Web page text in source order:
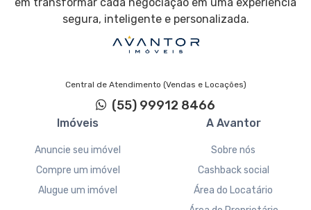
segura, inteligente e personalizada.
Central de Atendimento (Vendas e Locações)
(55) 99912 8466
Imóveis
Anuncie seu imóvel
Compre um imóvel
Alugue um imóvel
A Avantor
Sobre nós
Cashback social
Área do Locatário